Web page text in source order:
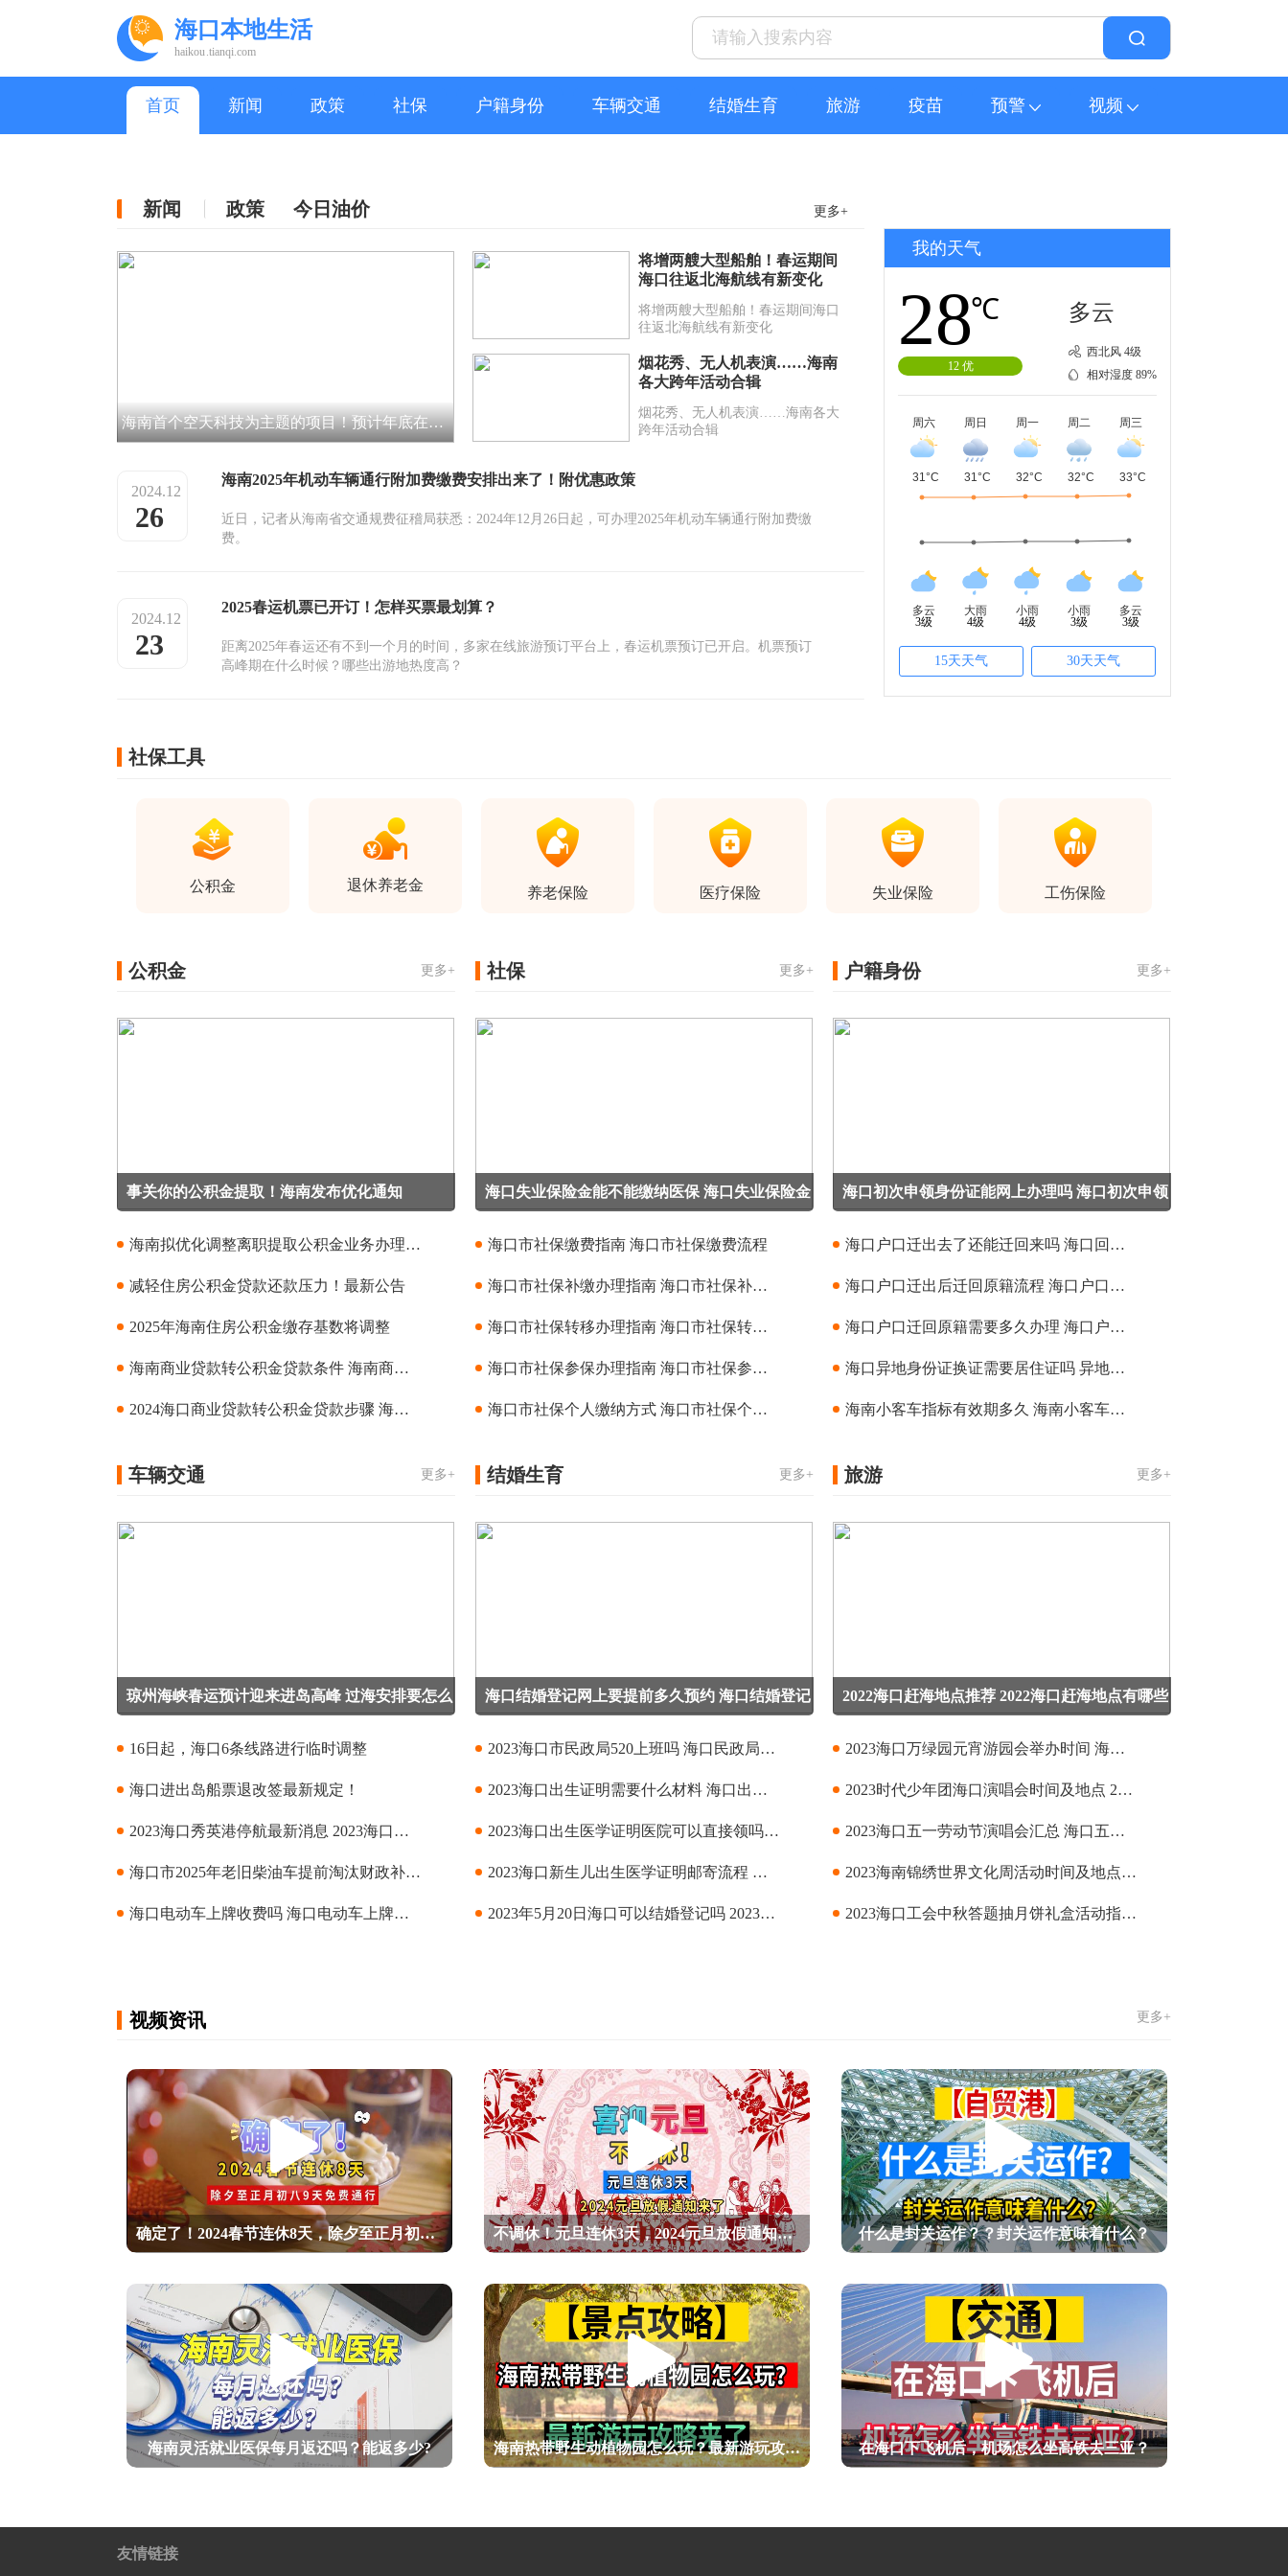
海口本地生活
haikou.tianqi.com
首页 新闻 政策 社保 户籍身份 车辆交通 结婚生育 旅游 疫苗 预警 视频
新闻 政策 今日油价 更多+
海南首个空天科技为主题的项目！预计年底在三亚运营！
将增两艘大型船舶！春运期间
海口往返北海航线有新变化
将增两艘大型船舶！春运期间海口
往返北海航线有新变化
烟花秀、无人机表演……海南
各大跨年活动合辑
烟花秀、无人机表演……海南各大
跨年活动合辑
2024.12
26
海南2025年机动车辆通行附加费缴费安排出来了！附优惠政策
近日，记者从海南省交通规费征稽局获悉：2024年12月26日起，可办理2025年机动车辆通行附加费缴
费。
2024.12
23
2025春运机票已开订！怎样买票最划算？
距离2025年春运还有不到一个月的时间，多家在线旅游预订平台上，春运机票预订已开启。机票预订
高峰期在什么时候？哪些出游地热度高？
我的天气
28℃
12 优
多云
西北风 4级
相对湿度 89%
周六 周日 周一 周二 周三
多云
3级
大雨
4级
小雨
4级
小雨
3级
多云
3级
15天天气 30天天气
社保工具
公积金 退休养老金 养老保险 医疗保险 失业保险 工伤保险
公积金 更多+
事关你的公积金提取！海南发布优化通知
海南拟优化调整离职提取公积金业务办理条件
减轻住房公积金贷款还款压力！最新公告
2025年海南住房公积金缴存基数将调整
海南商业贷款转公积金贷款条件 海南商业贷款转公积金贷款指南
2024海口商业贷款转公积金贷款步骤 海口商业贷款转公积金贷款指南
社保 更多+
海口失业保险金能不能缴纳医保 海口失业保险金
海口市社保缴费指南 海口市社保缴费流程
海口市社保补缴办理指南 海口市社保补缴办理条件
海口市社保转移办理指南 海口市社保转移办理条件
海口市社保参保办理指南 海口市社保参保办理条件
海口市社保个人缴纳方式 海口市社保个人缴纳指南
户籍身份 更多+
海口初次申领身份证能网上办理吗 海口初次申领
海口户口迁出去了还能迁回来吗 海口回原籍落户流程
海口户口迁出后迁回原籍流程 海口户口迁出后迁回原籍指南
海口户口迁回原籍需要多久办理 海口户口迁回原籍办理时限
海口异地身份证换证需要居住证吗 异地身份证换证可以不用居住证
海南小客车指标有效期多久 海南小客车指标有效期是什么时候
车辆交通 更多+
琼州海峡春运预计迎来进岛高峰 过海安排要怎么
16日起，海口6条线路进行临时调整
海口进出岛船票退改签最新规定！
2023海口秀英港停航最新消息 2023海口秀英港停航原因
海口市2025年老旧柴油车提前淘汰财政补贴开始受理
海口电动车上牌收费吗 海口电动车上牌会不会收费
结婚生育 更多+
海口结婚登记网上要提前多久预约 海口结婚登记
2023海口市民政局520上班吗 海口民政局上班时间
2023海口出生证明需要什么材料 海口出生医学证明办理材料
2023海口出生医学证明医院可以直接领吗 海口出生医学证明医院签发
2023海口新生儿出生医学证明邮寄流程 海口新生儿出生医学证明邮寄指南
2023年5月20日海口可以结婚登记吗 2023年5月20日海口怎么结婚登记
旅游 更多+
2022海口赶海地点推荐 2022海口赶海地点有哪些
2023海口万绿园元宵游园会举办时间 海口万绿园元宵游园会游玩地图
2023时代少年团海口演唱会时间及地点 2023时代少年团海口演唱会门票
2023海口五一劳动节演唱会汇总 海口五一劳动节演唱会有哪些
2023海南锦绣世界文化周活动时间及地点 海南锦绣世界文化周活动指南
2023海口工会中秋答题抽月饼礼盒活动指南 海口工会中秋答题抽月饼礼盒活动流程
视频资讯 更多+
确定了！2024春节连休8天，除夕至正月初八9天免费通行 不调休！元旦连休3天，2024元旦放假通知来了 什么是封关运作？？封关运作意味着什么？
海南灵活就业医保每月返还吗？能返多少? 海南热带野生动植物园怎么玩？最新游玩攻略来了 在海口下飞机后，机场怎么坐高铁去三亚？
友情链接